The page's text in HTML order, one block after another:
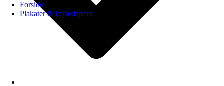
Forside
Plakater & lærredsprint